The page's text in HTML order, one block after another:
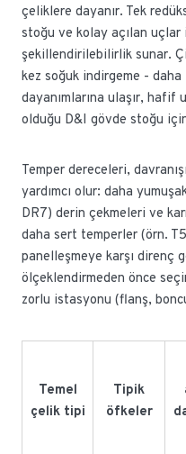
çeliklere dayanır. Tek
stoğu ve kolay açılan
şekillendirilebilirlik sunar.
kez soğuk indirgeme -
dayanımlarına ulaşır,
olduğu D&I gövde stoğu
Temper dereceleri,
yardımcı olur: daha
DR7) derin çekmeleri ve
daha sert temperler (örn.
panelleşmeye karşı direnç
ölçeklendirmeden önce
zorlu istasyonu (flanş,
Temel
çelik tipi
Tipik
öfkeler